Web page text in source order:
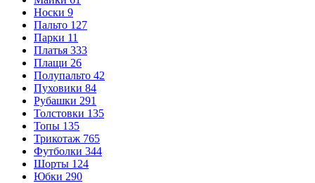
Носки 9
Пальто 127
Парки 11
Платья 333
Плащи 26
Полупальто 42
Пуховики 84
Рубашки 291
Толстовки 135
Топы 135
Трикотаж 765
Футболки 344
Шорты 124
Юбки 290